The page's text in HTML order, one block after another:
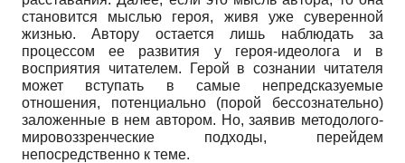
становится мыслью героя, живя уже суверенной
жизнью. Автору остается лишь наблюдать за
процессом ее развития у героя-идеолога и в
восприятия читателем. Герой в сознании читателя
может вступать в самые непредсказуемые
отношения, потенциально (порой бессознательно)
заложенные в нем автором. Но, заявив методолого-
мировоззренческие подходы, перейдем
непосредственно к теме.